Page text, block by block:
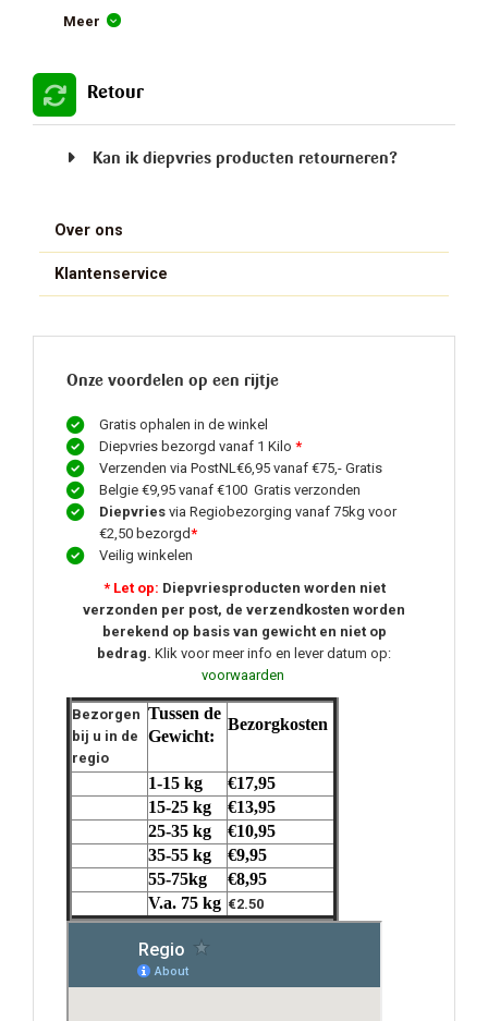
Meer
Retour
Kan ik diepvries producten retourneren?
Over ons
Klantenservice
Onze voordelen op een rijtje
Gratis ophalen in de winkel
Diepvries bezorgd vanaf 1 Kilo *
Verzenden via PostNL€6,95 vanaf €75,- Gratis
Belgie €9,95 vanaf €100 Gratis verzonden
Diepvries via Regiobezorging vanaf 75kg voor
€2,50 bezorgd*
Veilig winkelen
* Let op: Diepvriesproducten worden niet
verzonden per post, de verzendkosten worden
berekend op basis van gewicht en niet op
bedrag. Klik voor meer info en lever datum op:
voorwaarden
Bezorgen
bij u in de
regio
Tussen de
Gewicht:
Bezorgkosten
1-15 kg
€17,95
15-25 kg
€13,95
25-35 kg
€10,95
35-55 kg
€9,95
55-75kg
€8,95
V.a. 75 kg €2.50